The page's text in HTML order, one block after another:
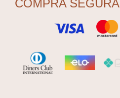
COMPRA SEGURA